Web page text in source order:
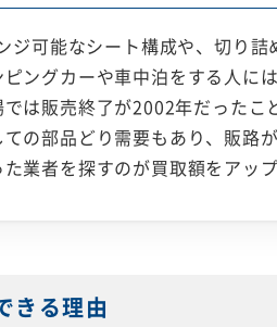
ジ可能なシート構成や、切り
ングカーや車中泊をする人に
は販売終了が2002年だった
の部品どり需要もあり、販路
業者を探すのが買取額をアッ
きる理由